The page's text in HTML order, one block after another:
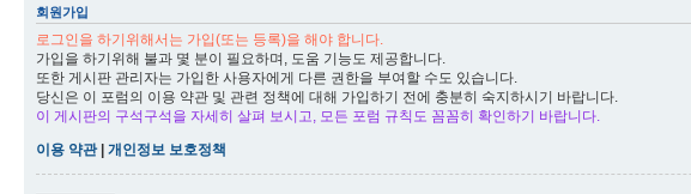
회원가입
로그인을 하기위해서는 가입(또는 등록)을 해야 합니다.
가입을 하기위해 불과 몇 분이 필요하며, 도움 기능도 제공합니다.
또한 게시판 관리자는 가입한 사용자에게 다른 권한을 부여할 수도 있습니다.
당신은 이 포럼의 이용 약관 및 관련 정책에 대해 가입하기 전에 충분히 숙지하시기 바랍니다.
이 게시판의 구석구석을 자세히 살펴 보시고, 모든 포럼 규칙도 꼼꼼히 확인하기 바랍니다.
이용 약관| 개인정보 보호정책